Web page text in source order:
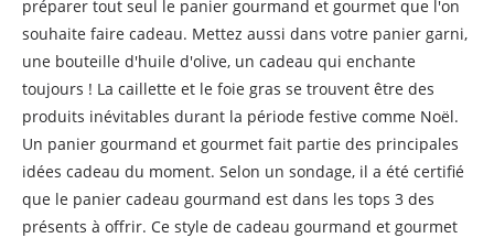
préparer tout seul le panier gourmand et gourmet que l'on
souhaite faire cadeau. Mettez aussi dans votre panier garni,
une bouteille d'huile d'olive, un cadeau qui enchante
toujours ! La caillette et le foie gras se trouvent être des
produits inévitables durant la période festive comme Noël.
Un panier gourmand et gourmet fait partie des principales
idées cadeau du moment. Selon un sondage, il a été certifié
que le panier cadeau gourmand est dans les tops 3 des
présents à offrir. Ce style de cadeau gourmand et gourmet